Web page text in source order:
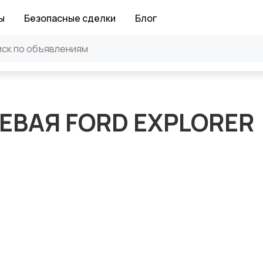
Безопасные сделки Блог
FORD EXPLORER